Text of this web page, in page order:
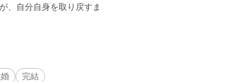
、自分自身を取り戻すま
完結